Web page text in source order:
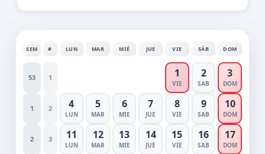
SEM # LUN MAR MIÉ JUE VIE SÁB DOM
53 1 1
VIE
2
SAB
3
DOM
1 2 4
LUN
5
MAR
6
MIE
7
JUE
8
VIE
9
SAB
10
DOM
2 3 11
LUN
12
MAR
13
MIE
14
JUE
15
VIE
16
SAB
17
DOM